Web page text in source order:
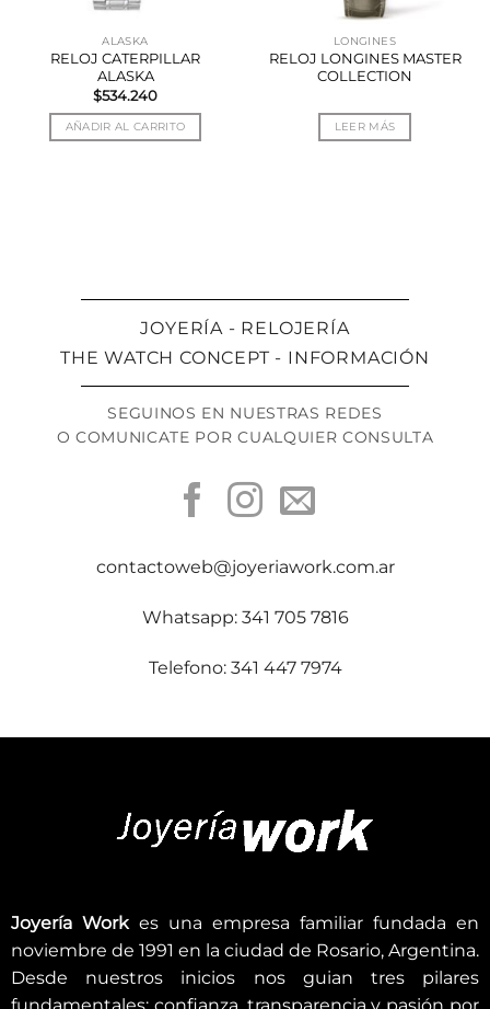
ALASKA
RELOJ CATERPILLAR
ALASKA
$534.240
AÑADIR AL CARRITO
LONGINES
RELOJ LONGINES MASTER
COLLECTION
LEER MÁS
JOYERÍA - RELOJERÍA
THE WATCH CONCEPT - INFORMACIÓN
SEGUINOS EN NUESTRAS REDES
O COMUNICATE POR CUALQUIER CONSULTA
contactoweb@joyeriawork.com.ar
Whatsapp: 341 705 7816
Telefono: 341 447 7974
Joyería Workes una empresa familiar fundada en
noviembre de 1991 en la ciudad de Rosario, Argentina.
Desde nuestros inicios nos guian tres pilares